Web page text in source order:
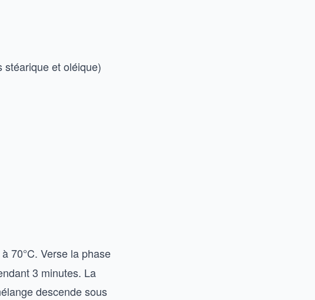
stéarique et oléique)
70°C. Verse la phase
3 minutes. La
descende sous